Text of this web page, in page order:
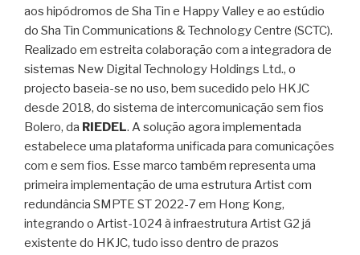
aos hipódromos de Sha Tin e Happy Valley e ao estúdio
do Sha Tin Communications & Technology Centre (SCTC).
Realizado em estreita colaboração com a integradora de
sistemas New Digital Technology Holdings Ltd., o
projecto baseia-se no uso, bem sucedido pelo HKJC
desde 2018, do sistema de intercomunicação sem fios
Bolero, da RIEDEL. A solução agora implementada
estabelece uma plataforma unificada para comunicações
com e sem fios. Esse marco também representa uma
primeira implementação de uma estrutura Artist com
redundância SMPTE ST 2022-7 em Hong Kong,
integrando o Artist-1024 à infraestrutura Artist G2 já
existente do HKJC, tudo isso dentro de prazos